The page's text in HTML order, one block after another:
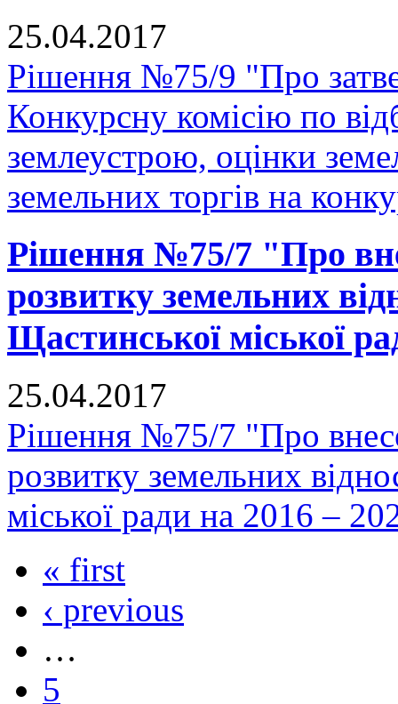
25.04.2017
Рішення №75/9 "Про
Конкурсну комісію по
землеустрою, оцінки
земельних торгів на
Рішення №75/7 "Про
розвитку земельних
Щастинської міської
25.04.2017
Рішення №75/7 "Про
розвитку земельних
міської ради на 2016 –
« first
‹ previous
…
5